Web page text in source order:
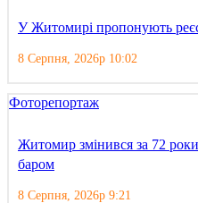
У Житомирі пропонують
8 Серпня, 2026р 10:02
Фоторепортаж
Житомир змінився за 72
баром
8 Серпня, 2026р 9:21